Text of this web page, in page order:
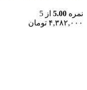
نمره 5.00 از 5
۴,۳۸۲,۰۰۰ تومان